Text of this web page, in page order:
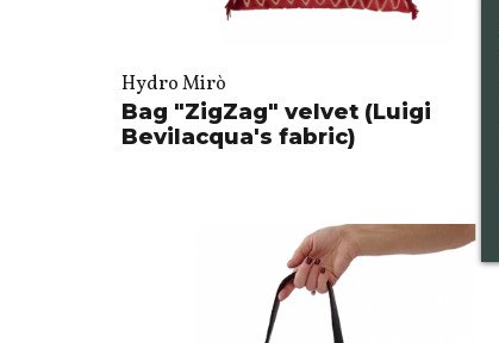
Hydro Mirò
Bag "ZigZag" velvet (Luigi
Bevilacqua's fabric)